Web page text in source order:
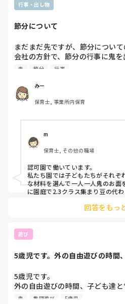
行事・出し物
節分について
まだまだ先ですが、節分について
会社の方針で、節分の行事に鬼
る行為とし、虐待になるのでは
今の時代、そのような考えもあ
なのになぁと思う気持ちもあるし
皆さんの園では、どのような考
鬼 節分 行事
みー
保育士, 事業所内保育
m
保育士, その他の職場
認可園で働いています。
私たち園では子どもたちがそれぞ
な材料を選んで一人一人鬼のお面
に園庭で2.3クラス集まり豆の代
保育者達も鬼になりますがあまり
回答をもっ
遊び
5歳児です。外の自由遊びの時間
5歳児です。
外の自由遊びの時間、子ども達
ど、子ども発信で数人が集まり
鬼 集団遊び 5歳児